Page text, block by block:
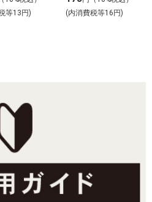
等13円)
(内消費税等16円)